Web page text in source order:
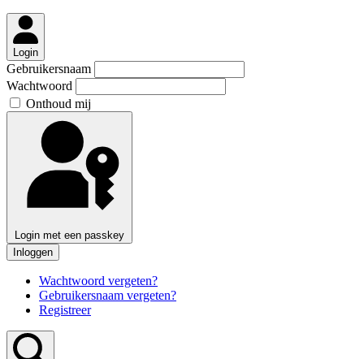
Login
Gebruikersnaam
Wachtwoord
Onthoud mij
Login met een passkey
Inloggen
Wachtwoord vergeten?
Gebruikersnaam vergeten?
Registreer